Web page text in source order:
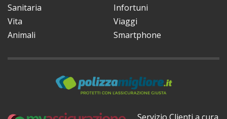
Sanitaria
Infortuni
Vita
Viaggi
Animali
Smartphone